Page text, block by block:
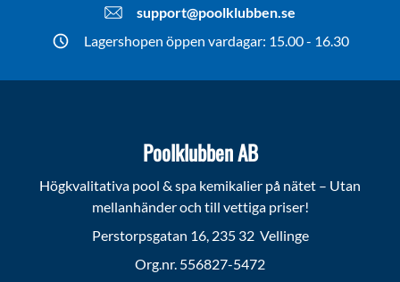
support@poolklubben.se
Lagershopen öppen vardagar: 15.00 - 16.30
Poolklubben AB
Högkvalitativa pool & spa kemikalier på nätet – Utan
mellanhänder och till vettiga priser!
Perstorpsgatan 16, 235 32 Vellinge
Org.nr. 556827-5472